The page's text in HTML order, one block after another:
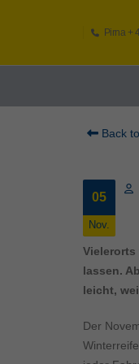
Pirna+
Back
05
Nov.
Vielerorts
lassen.
leicht,
Der